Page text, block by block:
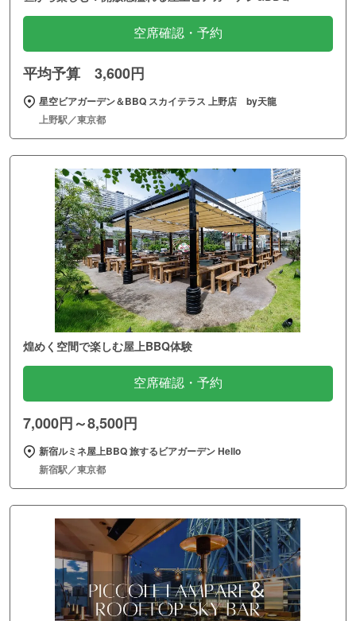
空席確認・予約
平均予算 3,600円
星空ビアガーデン＆BBQ スカイテラス 上野店 by天龍
上野駅／東京都
煌めく空間で楽しむ屋上BBQ体験
空席確認・予約
7,000円～8,500円
新宿ルミネ屋上BBQ 旅するビアガーデン Hello
新宿駅／東京都